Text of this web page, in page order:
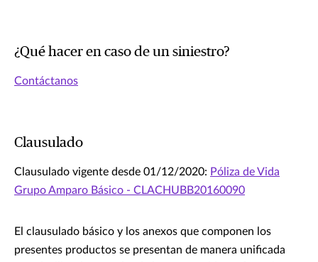
¿Qué hacer en caso de un siniestro?
Contáctanos
Clausulado
Clausulado vigente desde 01/12/2020: Póliza de Vida
Grupo Amparo Básico - CLACHUBB20160090
El clausulado básico y los anexos que componen los
presentes productos se presentan de manera unificada